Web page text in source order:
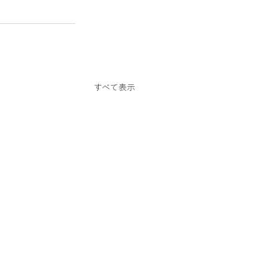
すべて表示